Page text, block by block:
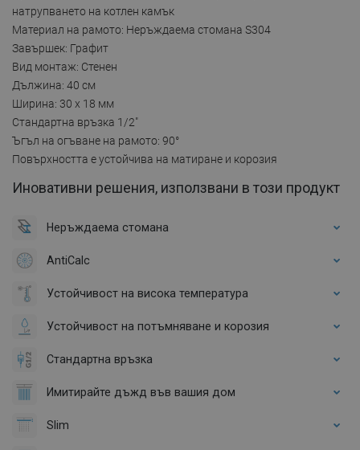
натрупването на котлен камък
Материал на рамото: Неръждаема стомана S304
Завършек: Графит
Вид монтаж: Стенен
Дължина: 40 см
Ширина: 30 x 18 мм
Стандартна връзка 1/2"
Ъгъл на огъване на рамото: 90°
Повърхността е устойчива на матиране и корозия
Иновативни решения, използвани в този продукт
Неръждаема стомана
AntiCalc
Устойчивост на висока температура
Устойчивост на потъмняване и корозия
Стандартна връзка
Имитирайте дъжд във вашия дом
Slim